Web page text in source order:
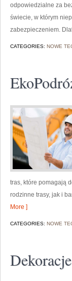
odpowiedzialne za
świecie, w którym
zabezpieczeniem.
CATEGORIES: NOWE
tras, które pomagają
rodzinne trasy, jak i
More ]
CATEGORIES: NOWE